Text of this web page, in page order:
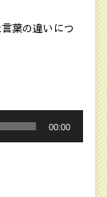
葉の違いにつ
00:00